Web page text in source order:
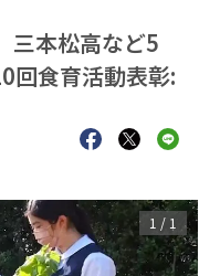
本松高など5
食育活動表彰:
1 / 1